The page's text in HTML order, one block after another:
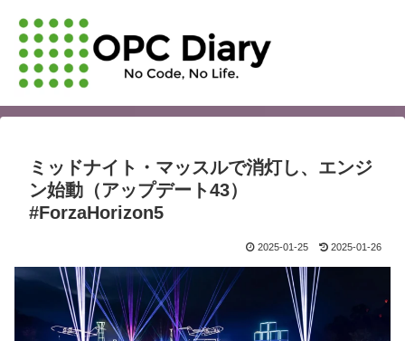
ミッドナイト・マッスルで消灯し、エンジ
ン始動（アップデート43）
#ForzaHorizon5
2025-01-25 2025-01-26